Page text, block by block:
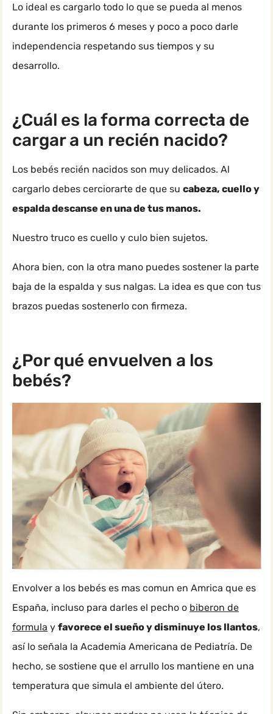
Lo ideal es cargarlo todo lo que se pueda al menos
durante los primeros 6 meses y poco a poco darle
independencia respetando sus tiempos y su
desarrollo.
¿Cuál es la forma correcta de
cargar a un recién nacido?
Los bebés recién nacidos son muy delicados. Al
cargarlo debes cerciorarte de que su cabeza, cuello y
espalda descanse en una de tus manos.
Nuestro truco es cuello y culo bien sujetos.
Ahora bien, con la otra mano puedes sostener la parte
baja de la espalda y sus nalgas. La idea es que con tus
brazos puedas sostenerlo con firmeza.
¿Por qué envuelven a los
bebés?
Envolver a los bebés es mas comun en Amrica que es
España, incluso para darles el pecho o biberon de
formula y favorece el sueño y disminuye los llantos,
así lo señala la Academia Americana de Pediatría. De
hecho, se sostiene que el arrullo los mantiene en una
temperatura que simula el ambiente del útero.